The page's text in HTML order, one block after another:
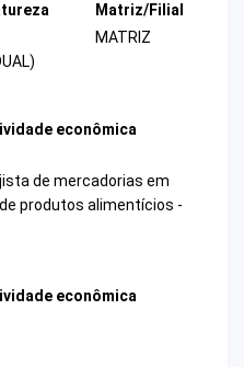
Matriz/Filial
MATRIZ
econômica
de mercadorias em
produtos alimentícios -
econômica